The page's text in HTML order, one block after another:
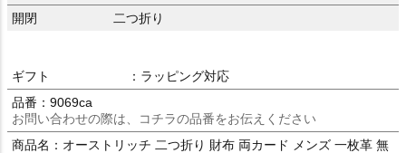
開閉
二つ折り
ギフト
：ラッピング対応
品番：9069ca
お問い合わせの際は、コチラの品番をお伝えください
商品名：オーストリッチ 二つ折り 財布 両カード メンズ 一枚革 無